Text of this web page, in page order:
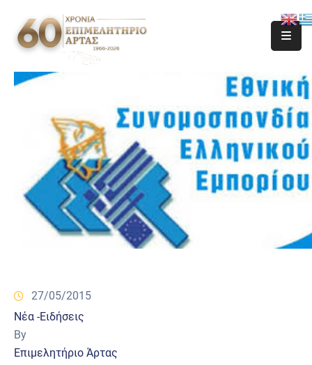
27/05/2015
Νέα -Ειδήσεις
By
Επιμελητήριο Άρτας